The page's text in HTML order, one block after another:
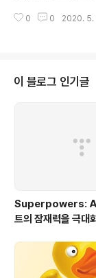
ntenservice/
wij uit dat nummer
n vervolgens aan u
0 0 2020. 5.
이 블로그 인기글
Superpowers: AI
트의 잠재력을 극대